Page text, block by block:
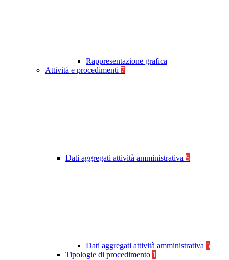
Rappresentazione grafica
Attività e procedimenti 7
Dati aggregati attività amministrativa 5
Dati aggregati attività amministrativa 5
Tipologie di procedimento 1